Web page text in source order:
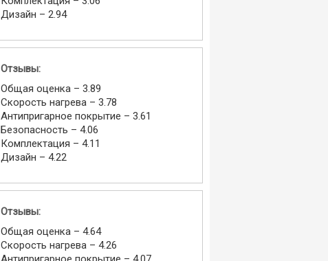
Дизайн – 2.94
Отзывы:
Общая оценка – 3.89
Скорость нагрева – 3.78
Антипригарное покрытие – 3.61
Безопасность – 4.06
Комплектация – 4.11
Дизайн – 4.22
Отзывы:
Общая оценка – 4.64
Скорость нагрева – 4.26